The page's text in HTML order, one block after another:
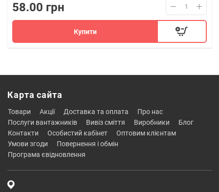
58.00 грн
Купити
Карта сайта
товари акції доставка та оплата
про нас
послуги вантажників
вивіз сміття виробники
блог
контакти
особистий кабінет
оптовим клієнтам
умови згоди
повернення і обмін
програма євідновлення